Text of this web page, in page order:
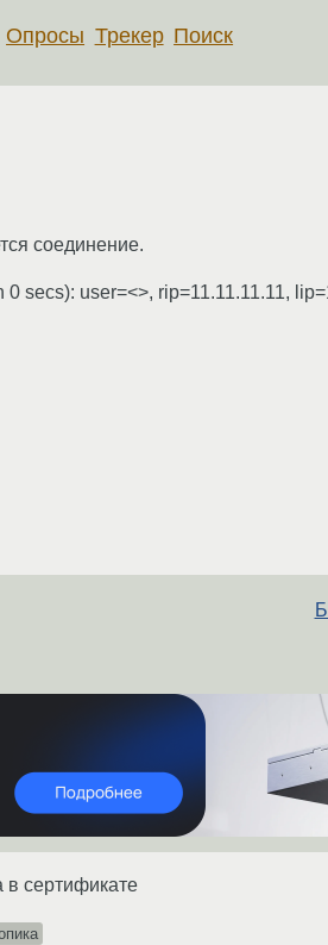
Опросы Трекер Поиск
соединение.
secs): user=<>, rip=11.11.11.11,
сертификате